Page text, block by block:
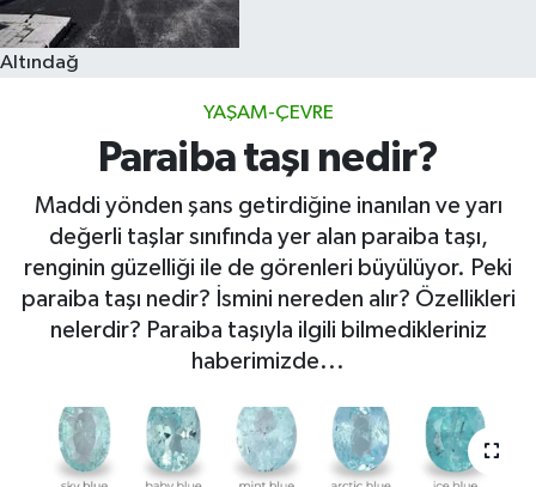
Altındağ
YAŞAM-ÇEVRE
Paraiba taşı nedir?
Maddi yönden şans getirdiğine inanılan ve yarı
değerli taşlar sınıfında yer alan paraiba taşı,
renginin güzelliği ile de görenleri büyülüyor. Peki
paraiba taşı nedir? İsmini nereden alır? Özellikleri
nelerdir? Paraiba taşıyla ilgili bilmedikleriniz
haberimizde...